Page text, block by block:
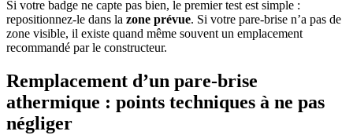
Si votre badge ne capte pas bien, le premier test est simple :
repositionnez-le dans la zone prévue. Si votre pare-brise n’a pas de
zone visible, il existe quand même souvent un emplacement
recommandé par le constructeur.
Remplacement d’un pare-brise
athermique : points techniques à ne pas
négliger